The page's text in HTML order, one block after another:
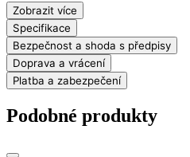
Zobrazit více
Specifikace
Bezpečnost a shoda s předpisy
Doprava a vrácení
Platba a zabezpečení
Podobné produkty